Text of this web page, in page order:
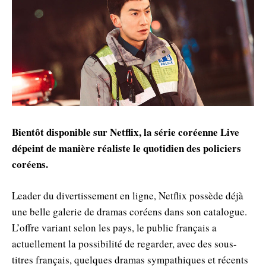
Bientôt disponible sur Netflix, la série coréenne Live
dépeint de manière réaliste le quotidien des policiers
coréens.
Leader du divertissement en ligne, Netflix possède déjà
une belle galerie de dramas coréens dans son catalogue.
L’offre variant selon les pays, le public français a
actuellement la possibilité de regarder, avec des sous-
titres français, quelques dramas sympathiques et récents